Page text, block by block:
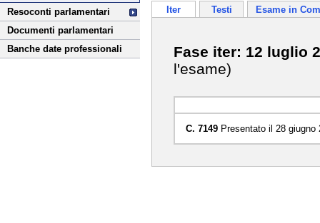
Resoconti parlamentari
Documenti parlamentari
Banche date professionali
Iter Testi Esame in
Fase iter: 12 luglio
l'esame)
C. 7149 Presentato il 28 giugno